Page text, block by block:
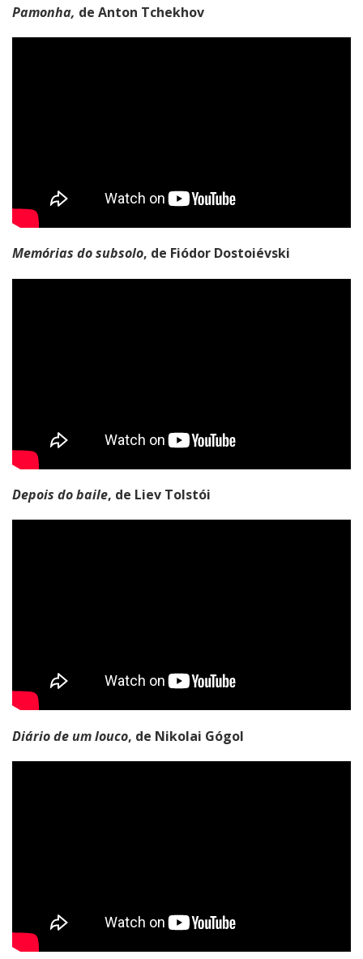
Pamonha, de Anton Tchekhov
Memórias do subsolo, de Fiódor Dostoiévski
Depois do baile, de Liev Tolstói
Diário de um louco, de Nikolai Gógol